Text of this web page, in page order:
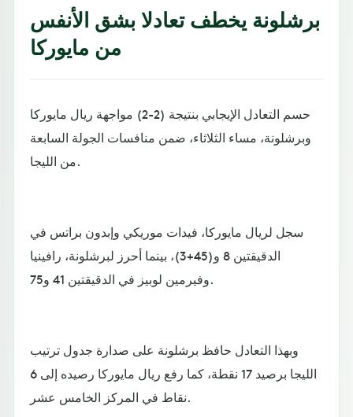
برشلونة يخطف تعادلا بشق الأنفس
من مايوركا
حسم التعادل الإيجابي بنتيجة (2-2) مواجهة ريال مايوركا
وبرشلونة، مساء الثلاثاء، ضمن منافسات الجولة السابعة
من الليجا.
سجل لريال مايوركا، فيدات موريكي وإبدون براتس في
الدقيقتين 8 و(45+3)، بينما أحرز لبرشلونة، رافينيا
وفيرمين لوبيز في الدقيقتين 41 و75.
وبهذا التعادل حافظ برشلونة على صدارة جدول ترتيب
الليجا برصيد 17 نقطة، كما رفع ريال مايوركا رصيده إلى 6
نقاط في المركز الخامس عشر.